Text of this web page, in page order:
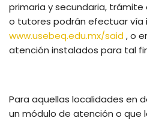
primaria y secundaria,
o tutores podrán efectuar vía
www.usebeq.edu.mx/said, o
atención instalados para tal
Para aquellas localidades en
un módulo de atención o que